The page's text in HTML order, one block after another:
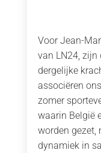
Voor Jean-
van LN24, zijn
dergelijke
associëren
zomer
waarin België
worden gezet,
dynamiek in